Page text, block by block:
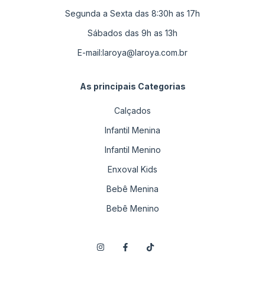
Segunda a Sexta das 8:30h as 17h
Sábados das 9h as 13h
E-mail:laroya@laroya.com.br
As principais Categorias
Calçados
Infantil Menina
Infantil Menino
Enxoval Kids
Bebê Menina
Bebê Menino